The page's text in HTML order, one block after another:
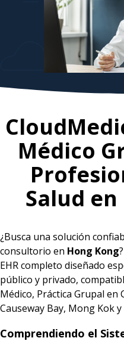
Médico
Salud en
¿Busca una solución
consultorio en Hong Kong
EHR completo diseñado
público y privado,
Médico, Práctica Grupal en
Causeway Bay, Mong Kok y
Comprendiendo el